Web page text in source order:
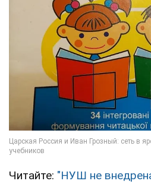
Читайте: "НУШ не